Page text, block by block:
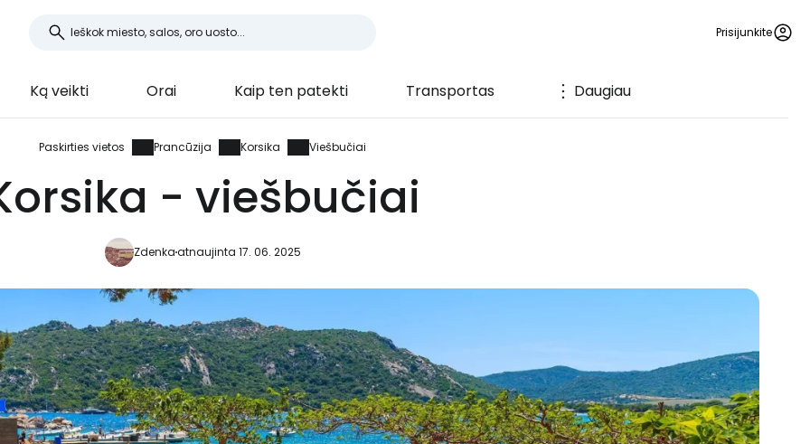
Prisijunkite
Ką veikti Orai Kaip ten patekti Transportas Daugiau
Paskirties vietos Prancūzija Korsika Viešbučiai
- viešbučiai
Zdenkaatnaujinta 17. 06. 2025